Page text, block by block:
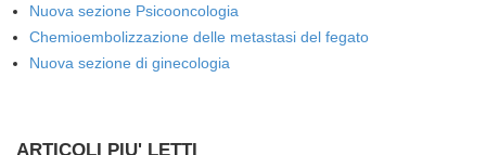
Nuova sezione Psicooncologia
Chemioembolizzazione delle metastasi del fegato
Nuova sezione di ginecologia
ARTICOLI PIU' LETTI